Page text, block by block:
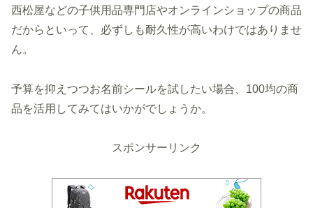
西松屋などの子供用品専門店やオンラインショップの商品
だからといって、必ずしも耐久性が高いわけではありませ
ん。
予算を抑えつつお名前シールを試したい場合、100均の商
品を活用してみてはいかがでしょうか。
スポンサーリンク